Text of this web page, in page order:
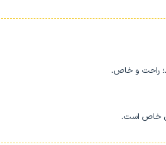
راحت و خاص.
خاص است.